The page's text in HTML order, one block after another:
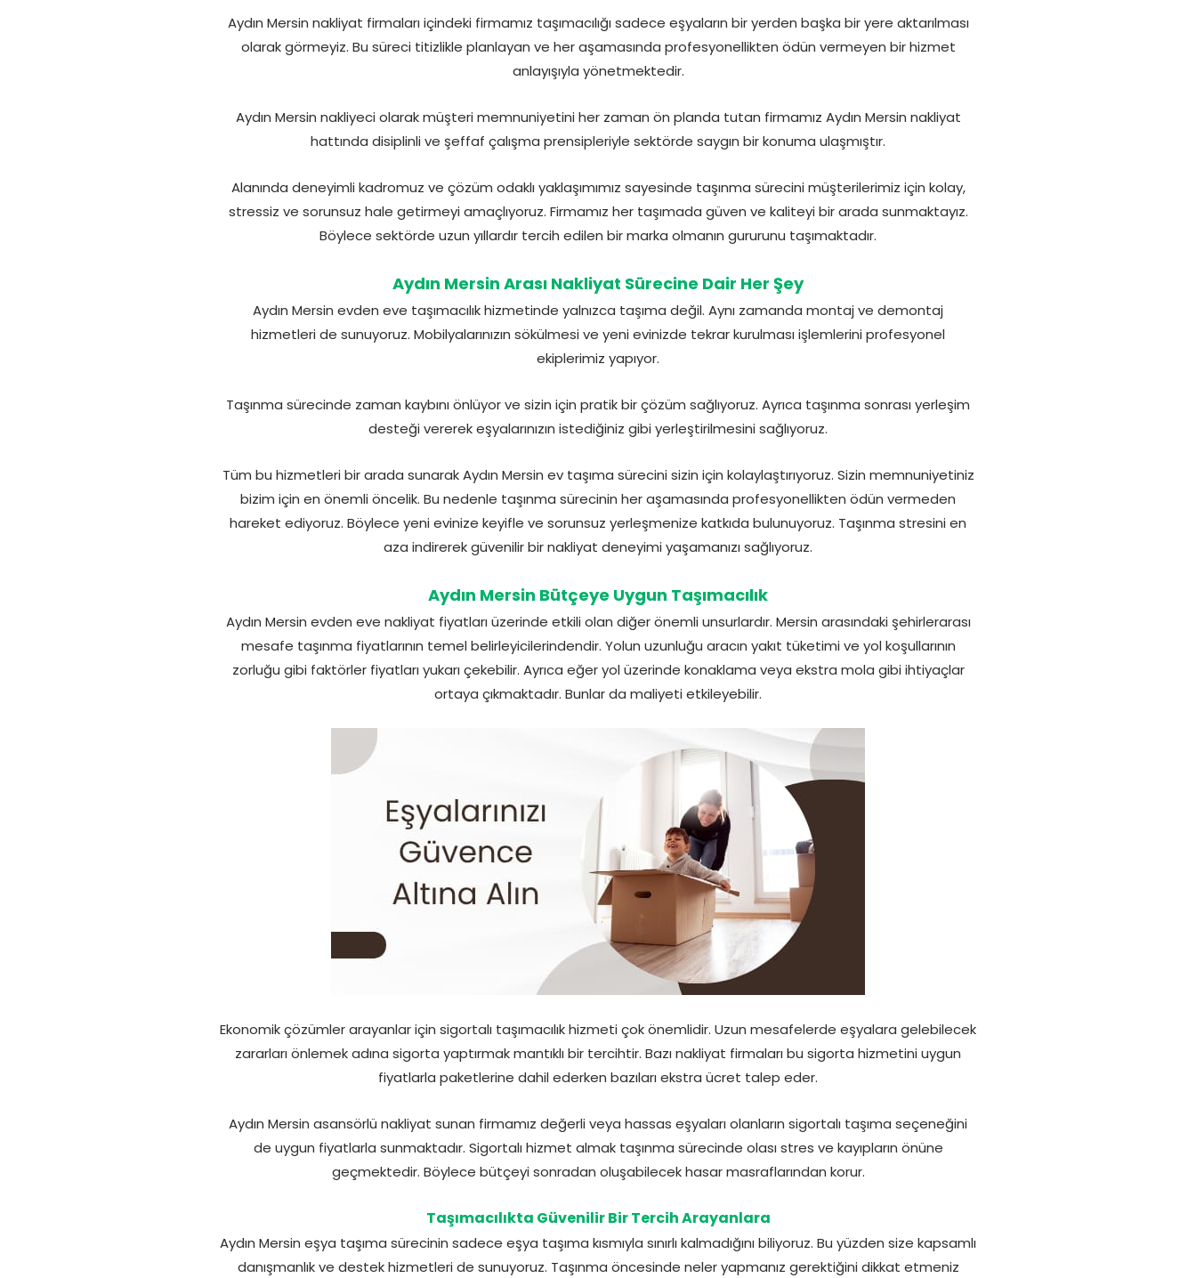
Aydın Mersin nakliyat firmaları içindeki firmamız taşımacılığı sadece eşyaların bir yerden başka bir yere aktarılması
olarak görmeyiz. Bu süreci titizlikle planlayan ve her aşamasında profesyonellikten ödün vermeyen bir hizmet
anlayışıyla yönetmektedir.
Aydın Mersin nakliyeci olarak müşteri memnuniyetini her zaman ön planda tutan firmamız Aydın Mersin nakliyat
hattında disiplinli ve şeffaf çalışma prensipleriyle sektörde saygın bir konuma ulaşmıştır.
Alanında deneyimli kadromuz ve çözüm odaklı yaklaşımımız sayesinde taşınma sürecini müşterilerimiz için kolay,
stressiz ve sorunsuz hale getirmeyi amaçlıyoruz. Firmamız her taşımada güven ve kaliteyi bir arada sunmaktayız.
Böylece sektörde uzun yıllardır tercih edilen bir marka olmanın gururunu taşımaktadır.
Aydın Mersin Arası Nakliyat Sürecine Dair Her Şey
Aydın Mersin evden eve taşımacılık hizmetinde yalnızca taşıma değil. Aynı zamanda montaj ve demontaj
hizmetleri de sunuyoruz. Mobilyalarınızın sökülmesi ve yeni evinizde tekrar kurulması işlemlerini profesyonel
ekiplerimiz yapıyor.
Taşınma sürecinde zaman kaybını önlüyor ve sizin için pratik bir çözüm sağlıyoruz. Ayrıca taşınma sonrası yerleşim
desteği vererek eşyalarınızın istediğiniz gibi yerleştirilmesini sağlıyoruz.
Tüm bu hizmetleri bir arada sunarak Aydın Mersin ev taşıma sürecini sizin için kolaylaştırıyoruz. Sizin memnuniyetiniz
bizim için en önemli öncelik. Bu nedenle taşınma sürecinin her aşamasında profesyonellikten ödün vermeden
hareket ediyoruz. Böylece yeni evinize keyifle ve sorunsuz yerleşmenize katkıda bulunuyoruz. Taşınma stresini en
aza indirerek güvenilir bir nakliyat deneyimi yaşamanızı sağlıyoruz.
Aydın Mersin Bütçeye Uygun Taşımacılık
Aydın Mersin evden eve nakliyat fiyatları üzerinde etkili olan diğer önemli unsurlardır. Mersin arasındaki şehirlerarası
mesafe taşınma fiyatlarının temel belirleyicilerindendir. Yolun uzunluğu aracın yakıt tüketimi ve yol koşullarının
zorluğu gibi faktörler fiyatları yukarı çekebilir. Ayrıca eğer yol üzerinde konaklama veya ekstra mola gibi ihtiyaçlar
ortaya çıkmaktadır. Bunlar da maliyeti etkileyebilir.
Ekonomik çözümler arayanlar için sigortalı taşımacılık hizmeti çok önemlidir. Uzun mesafelerde eşyalara gelebilecek
zararları önlemek adına sigorta yaptırmak mantıklı bir tercihtir. Bazı nakliyat firmaları bu sigorta hizmetini uygun
fiyatlarla paketlerine dahil ederken bazıları ekstra ücret talep eder.
Aydın Mersin asansörlü nakliyat sunan firmamız değerli veya hassas eşyaları olanların sigortalı taşıma seçeneğini
de uygun fiyatlarla sunmaktadır. Sigortalı hizmet almak taşınma sürecinde olası stres ve kayıpların önüne
geçmektedir. Böylece bütçeyi sonradan oluşabilecek hasar masraflarından korur.
Taşımacılıkta Güvenilir Bir Tercih Arayanlara
Aydın Mersin eşya taşıma sürecinin sadece eşya taşıma kısmıyla sınırlı kalmadığını biliyoruz. Bu yüzden size kapsamlı
danışmanlık ve destek hizmetleri de sunuyoruz. Taşınma öncesinde neler yapmanız gerektiğini dikkat etmeniz